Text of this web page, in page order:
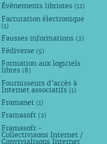
Évènements libristes (12)
Facturation électronique
(1)
Fausses informations (2)
Fédiverse (5)
Formation aux logiciels
libres (8)
Fournisseurs d’accès à
Internet associatifs (1)
Framanet (1)
Framasoft (2)
Framasoft -
Collectivisons Internet /
Convivialisons Internet